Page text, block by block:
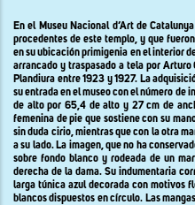
En el Museu Nacional d’Art de
procedentes de este templo, y que
en su ubicación primigenia en el interior
arrancado y traspasado a tela por
Plandiura entre 1923 y 1927. La
su entrada en el museocon el número de
de alto por 65,4 de alto y 27 cm de
femenina de pie que sostiene con su
sin duda cirio, mientras que con la otra
a su lado. La imagen, que no ha
sobre fondo blanco y rodeada de un
derecha de la dama. Su indumentaria
larga túnica azul decorada con motivos
blancos dispuestos en círculo. Las